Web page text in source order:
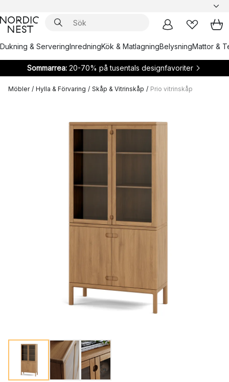
Dukning & ServeringInredningKök & MatlagningBelysningMattor &
Sommarrea:20-70% på tusentals designfavoriter
Möbler / Hylla & Förvaring / Skåp & Vitrinskåp / Prio vitrinskåp